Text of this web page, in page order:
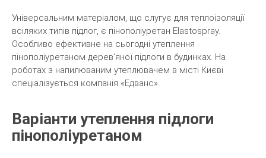
Універсальним матеріалом, що слугує для теплоізоляції
всіляких типів підлог, є пінополіуретан Elastospray.
Особливо ефективне на сьогодні утеплення
пінополіуретаном дерев’яної підлоги в будинках. На
роботах з напилюваним утеплювачем в місті Києві
спеціалізується компанія «Едванс».
Варіанти утеплення підлоги
пінополіуретаном